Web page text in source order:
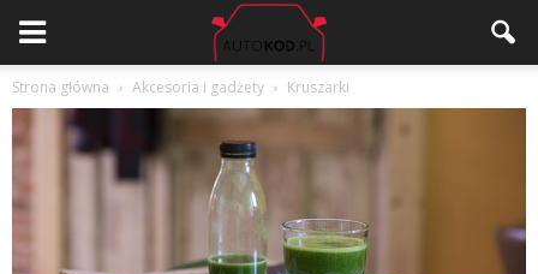
Strona główna Akcesoria i gadżety Kruszarki